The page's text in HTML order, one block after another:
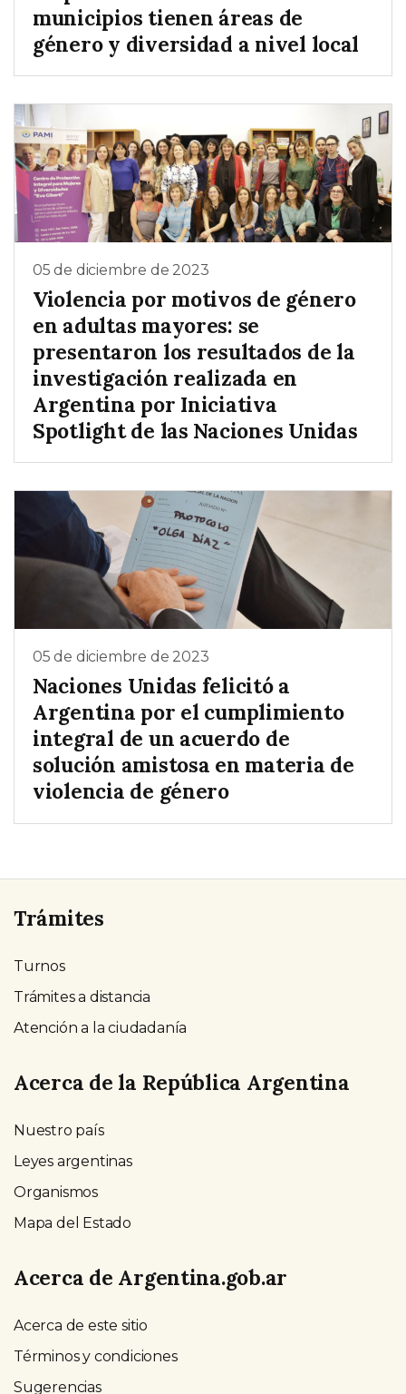
municipios tienen áreas de
género y diversidad a nivel local
05 de diciembre de 2023
Violencia por motivos de género
en adultas mayores: se
presentaron los resultados de la
investigación realizada en
Argentina por Iniciativa
Spotlight de las Naciones Unidas
05 de diciembre de 2023
Naciones Unidas felicitó a
Argentina por el cumplimiento
integral de un acuerdo de
solución amistosa en materia de
violencia de género
Trámites
Turnos
Trámites a distancia
Atención a la ciudadanía
Acerca de la República Argentina
Nuestro país
Leyes argentinas
Organismos
Mapa del Estado
Acerca de Argentina.gob.ar
Acerca de este sitio
Términos y condiciones
Sugerencias